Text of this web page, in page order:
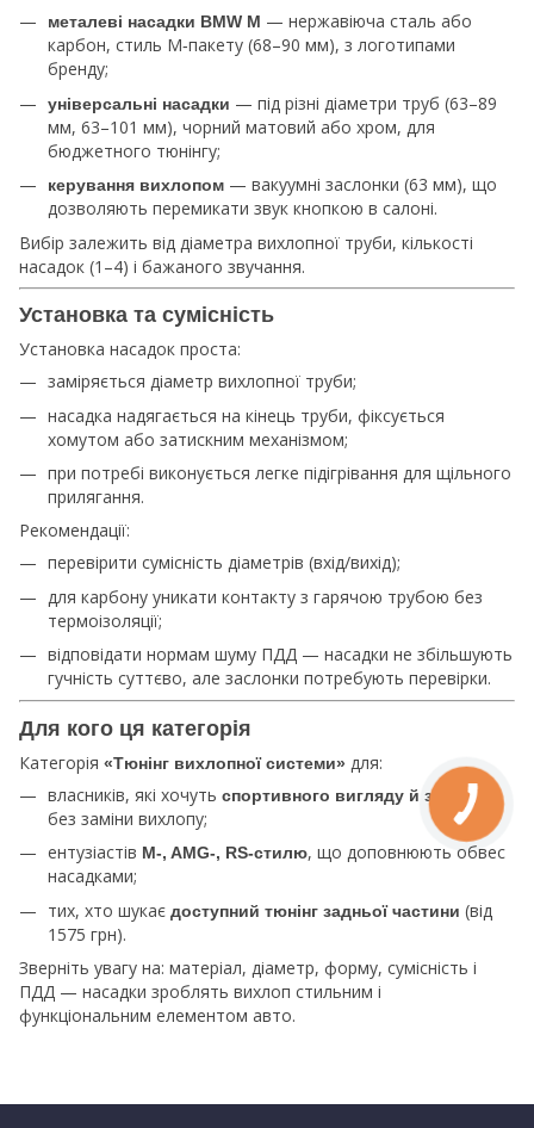
металеві насадки BMW M — нержавіюча сталь або
карбон, стиль M‑пакету (68–90 мм), з логотипами
бренду;
універсальні насадки — під різні діаметри труб (63–89
мм, 63–101 мм), чорний матовий або хром, для
бюджетного тюнінгу;
керування вихлопом — вакуумні заслонки (63 мм), що
дозволяють перемикати звук кнопкою в салоні.
Вибір залежить від діаметра вихлопної труби, кількості
насадок (1–4) і бажаного звучання.
Установка та сумісність
Установка насадок проста:
заміряється діаметр вихлопної труби;
насадка надягається на кінець труби, фіксується
хомутом або затискним механізмом;
при потребі виконується легке підігрівання для щільного
прилягання.
Рекомендації:
перевірити сумісність діаметрів (вхід/вихід);
для карбону уникати контакту з гарячою трубою без
термоізоляції;
відповідати нормам шуму ПДД — насадки не збільшують
гучність суттєво, але заслонки потребують перевірки.
Для кого ця категорія
Категорія «Тюнінг вихлопної системи» для:
власників, які хочуть спортивного вигляду й звучання
без заміни вихлопу;
ентузіастів M‑, AMG‑, RS‑стилю, що доповнюють обвес
насадками;
тих, хто шукає доступний тюнінг задньої частини (від
1575 грн).
Зверніть увагу на: матеріал, діаметр, форму, сумісність і
ПДД — насадки зроблять вихлоп стильним і
функціональним елементом авто.